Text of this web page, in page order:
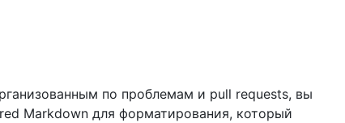
по проблемам и pull requests, вы
Markdown для форматирования, который